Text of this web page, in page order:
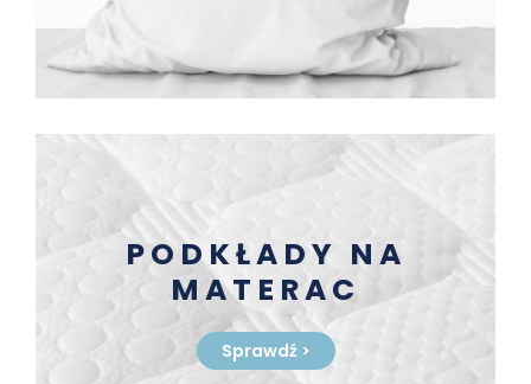
PODKŁADY NA
MATERAC
Sprawdź >